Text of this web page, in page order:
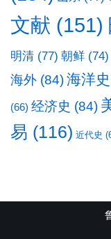
文献 (151)
明清 (77) 朝鲜 (74)
海外 (84)海洋史
(66) 经济史 (84)
易 (116) 近代史